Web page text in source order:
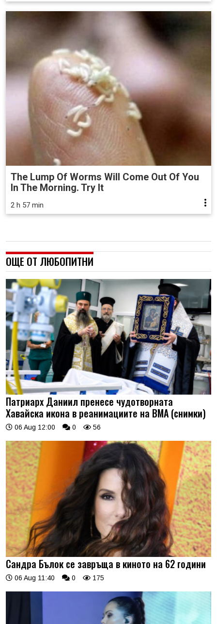
The Lump Of Worms Will Come Out Of You
In The Morning. Try It
2 h 57 min
ОЩЕ ОТ ЛЮБОПИТНИ
Патриарх Даниил пренесе чудотворната
Хавайска икона в реанимациите на ВМА (снимки)
06 Aug 12:00 0 56
Сандра Бълок се завръща в киното на 62 години
06 Aug 11:40 0 175